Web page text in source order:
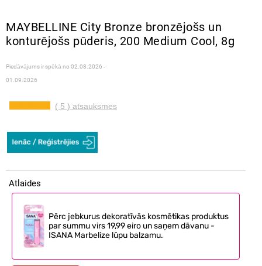
MAYBELLINE City Bronze bronzējošs un
konturējošs pūderis, 200 Medium Cool, 8g
Piedāvājums ir spēkā no 02.08.2026 -
01.09.2026
( 5 ) atsauksmes
Atlaides
Pērc jebkurus dekoratīvās kosmētikas produktus
par summu virs 19,99 eiro un saņem dāvanu -
ISANA Marbelize lūpu balzamu.